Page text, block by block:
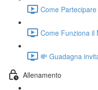
Come
Come Funziona il
💸 Guadagna
Allenamento